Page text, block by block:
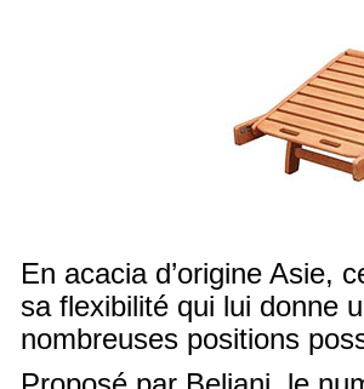
En acacia d’origine Asie,
sa flexibilité qui lui donne
nombreuses positions